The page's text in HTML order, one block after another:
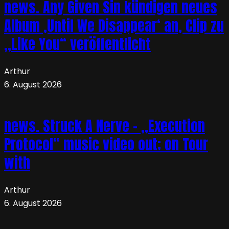
news. Any Given Sin kündigen neues
Album ‚Until We Disappear‘ an, Clip zu
„Like You“ veröffentlicht
Arthur
6. August 2026
news. Struck A Nerve – „Execution
Protocol“ music video out; on Tour
with
Arthur
6. August 2026